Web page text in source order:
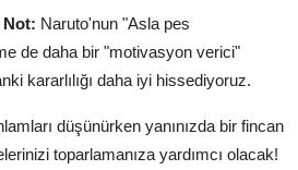
Naruto'nun "Asla pes
de daha bir "motivasyon verici"
kararlılığı daha iyi hissediyoruz.
düşünürken yanınızda bir fincan
toparlamanıza yardımcı olacak!